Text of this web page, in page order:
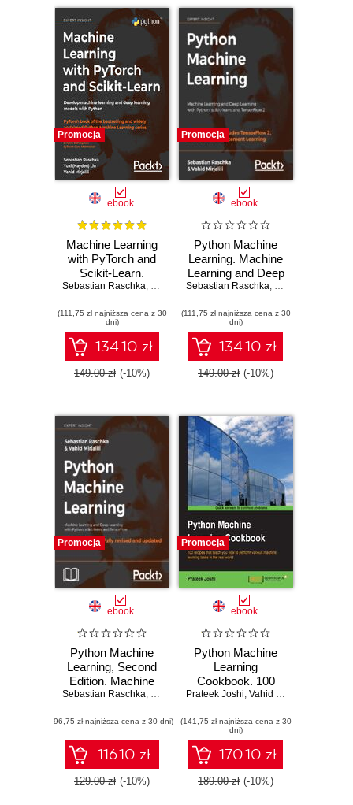
Promocja
ebook
Machine Learning
with PyTorch and
Scikit-Learn.
Develop machine
learning models
with Python
Sebastian Raschka, Yuxi (Hayden) Liu, Vahid Mirjalili
(111,75 zł najniższa cena z 30
dni)
134.10 zł
149.00 zł (-10%)
Promocja
ebook
Python Machine
Learning. Machine
Learning and Deep
Learning with
learn, and
TensorFlow 2 -
Third Edition
Sebastian Raschka, Vahid Mirjalili
(111,75 zł najniższa cena z 30
dni)
134.10 zł
149.00 zł (-10%)
Promocja
ebook
Python Machine
Learning, Second
Edition. Machine
Learning and Deep
Python, scikit-
learn, and
TensorFlow -
Second Edition
Sebastian Raschka, Jared Huffman,Vahid Mirjalili ,Ryan Sun
(96,75 zł najniższa cena z 30 dni)
116.10 zł
129.00 zł (-10%)
Promocja
ebook
Python Machine
Learning
Cookbook. 100
recipes that teach
various machine
learning tasks in
the real world
Prateek Joshi, Vahid Mirjalili
(141,75 zł najniższa cena z 30
dni)
170.10 zł
189.00 zł (-10%)